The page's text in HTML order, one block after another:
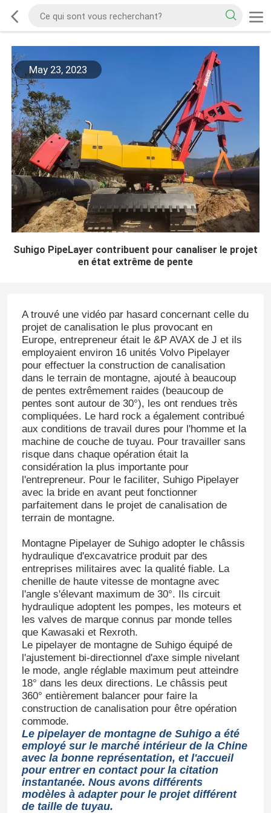
May 23, 2023
Suhigo PipeLayer contribuent pour canaliser le projet
en état extrême de pente
A trouvé une vidéo par hasard concernant celle du
projet de canalisation le plus provocant en
Europe, entrepreneur était le &P AVAX de J et ils
employaient environ 16 unités Volvo Pipelayer
pour effectuer la construction de canalisation
dans le terrain de montagne, ajouté à beaucoup
de pentes extrêmement raides (beaucoup de
pentes sont autour de 30°), les ont rendues très
compliquées. Le hard rock a également contribué
aux conditions de travail dures pour l'homme et la
machine de couche de tuyau. Pour travailler sans
risque dans chaque opération était la
considération la plus importante pour
l'entrepreneur. Pour le faciliter, Suhigo Pipelayer
avec la bride en avant peut fonctionner
parfaitement dans le projet de canalisation de
terrain de montagne.
Montagne Pipelayer de Suhigo adopter le châssis
hydraulique d'excavatrice produit par des
entreprises militaires avec la qualité fiable. La
chenille de haute vitesse de montagne avec
l'angle s'élevant maximum de 30°. Ils circuit
hydraulique adoptent les pompes, les moteurs et
les valves de marque connus par monde telles
que Kawasaki et Rexroth.
Le pipelayer de montagne de Suhigo équipé de
l'ajustement bi-directionnel d'axe simple nivelant
le mode, angle réglable maximum peut atteindre
18° dans les deux directions. Le châssis peut
360° entièrement balancer pour faire la
construction de canalisation pour être opération
commode.
Le pipelayer de montagne de Suhigo a été
employé sur le marché intérieur de la Chine
avec la bonne représentation, et l'accueil
pour entrer en contact pour la citation
instantanée. Nous avons différents
modèles à adapter pour le projet différent
de taille de tuyau.